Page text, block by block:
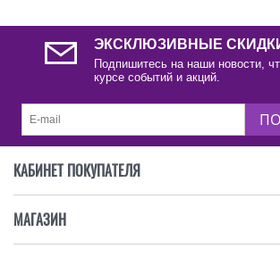
ЭКСКЛЮЗИВНЫЕ
Подпишитесь на наши новости,
курсе событий и акций.
КАБИНЕТ ПОКУПАТЕЛЯ
МАГАЗИН